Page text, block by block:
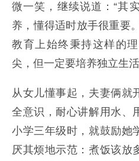
微一笑，继续说道：“其
养，懂得适时放手很重要
教育上始终秉持这样的
尖，但一定要培养独立生活
从女儿懂事起，夫妻俩就
全意识，耐心讲解用水、
小学三年级时，就鼓励她
厌其烦地示范：煮饭该放